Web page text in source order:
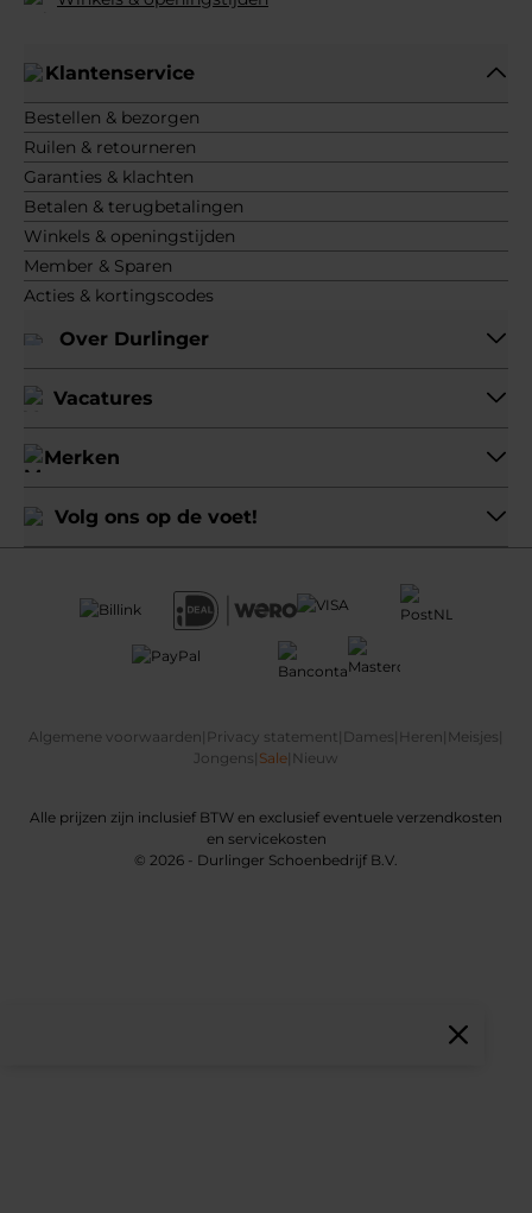
Klantenservice
Bestellen & bezorgen
Ruilen & retourneren
Garanties & klachten
Betalen & terugbetalingen
Winkels & openingstijden
Member & Sparen
Acties & kortingscodes
Over Durlinger
Vacatures
Merken
Volg ons op de voet!
Algemene voorwaarden Privacy statement Dames Heren Meisjes
Jongens Sale Nieuw
Alle prijzen zijn inclusief BTW en exclusief eventuele verzendkosten
en servicekosten
© 2026 - Durlinger Schoenbedrijf B.V.